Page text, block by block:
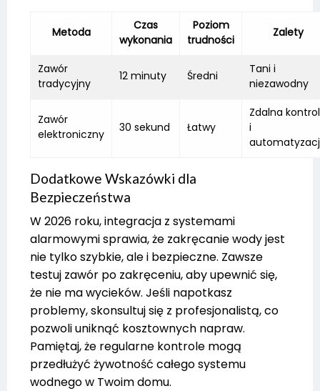
Metoda
Czas
wykonania
Poziom
trudności
Zalety
Zawór
tradycyjny
12 minuty Średni
Tani i
niezawodny
Zawór
elektroniczny
30 sekund Łatwy
Zdalna
i
Dodatkowe Wskazówki dla
Bezpieczeństwa
W 2026 roku, integracja z systemami
alarmowymi sprawia, że zakręcanie wody jest
nie tylko szybkie, ale i bezpieczne. Zawsze
testuj zawór po zakręceniu, aby upewnić się,
że nie ma wycieków. Jeśli napotkasz
problemy, skonsultuj się z profesjonalistą, co
pozwoli uniknąć kosztownych napraw.
Pamiętaj, że regularne kontrole mogą
przedłużyć żywotność całego systemu
wodnego w Twoim domu.